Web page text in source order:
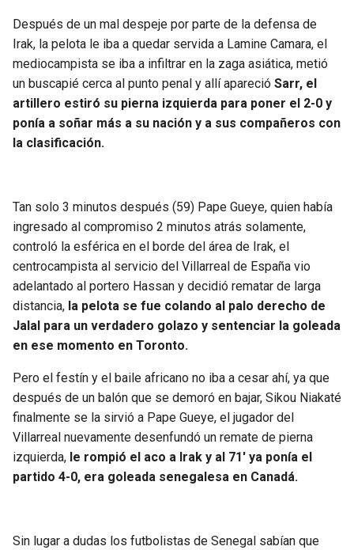
Después de un mal despeje por parte de la defensa de
Irak, la pelota le iba a quedar servida a Lamine Camara, el
mediocampista se iba a infiltrar en la zaga asiática, metió
un buscapié cerca al punto penal y allí apareció Sarr, el
artillero estiró su pierna izquierda para poner el 2-0 y
ponía a soñar más a su nación y a sus compañeros con
la clasificación.
Tan solo 3 minutos después (59) Pape Gueye, quien había
ingresado al compromiso 2 minutos atrás solamente,
controló la esférica en el borde del área de Irak, el
centrocampista al servicio del Villarreal de España vio
adelantado al portero Hassan y decidió rematar de larga
distancia, la pelota se fue colando al palo derecho de
Jalal para un verdadero golazo y sentenciar la goleada
en ese momento en Toronto.
Pero el festín y el baile africano no iba a cesar ahí, ya que
después de un balón que se demoró en bajar, Sikou Niakaté
finalmente se la sirvió a Pape Gueye, el jugador del
Villarreal nuevamente desenfundó un remate de pierna
izquierda, le rompió el aco a Irak y al 71′ ya ponía el
partido 4-0, era goleada senegalesa en Canadá.
Sin lugar a dudas los futbolistas de Senegal sabían que